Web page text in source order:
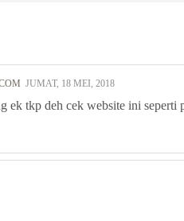
JUMAT, 18 MEI, 2018
ek tkp deh cek website ini seperti